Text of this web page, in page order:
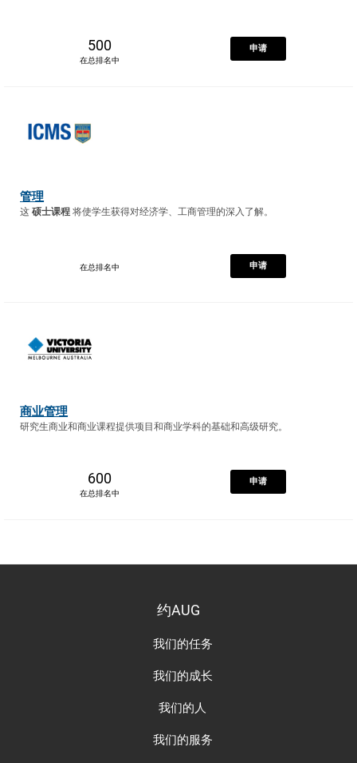
500
在总排名中
申请
管理
这 硕士课程 将使学生获得对经济学、工商管理的深入了解。
在总排名中 申请
商业管理
研究生商业和商业课程提供项目和商业学科的基础和高级研究。
600
在总排名中
申请
约AUG
我们的任务
我们的成长
我们的人
我们的服务